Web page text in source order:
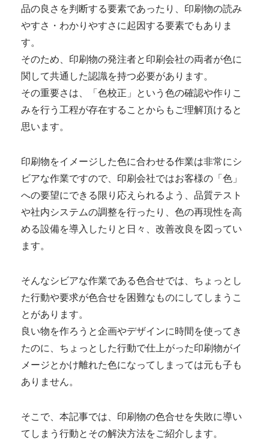
品の良さを判断する要素であったり、印刷物の読み
やすさ・わかりやすさに起因する要素でもありま
す。
そのため、印刷物の発注者と印刷会社の両者が色に
関して共通した認識を持つ必要があります。
その重要さは、「色校正」という色の確認や作りこ
みを行う工程が存在することからもご理解頂けると
思います。
印刷物をイメージした色に合わせる作業は非常にシ
ビアな作業ですので、印刷会社ではお客様の「色」
への要望にできる限り応えられるよう、品質テスト
や社内システムの調整を行ったり、色の再現性を高
める設備を導入したりと日々、改善改良を図ってい
ます。
そんなシビアな作業である色合せでは、ちょっとし
た行動や要求が色合せを困難なものにしてしまうこ
とがあります。
良い物を作ろうと企画やデザインに時間を使ってき
たのに、ちょっとした行動で仕上がった印刷物がイ
メージとかけ離れた色になってしまっては元も子も
ありません。
そこで、本記事では、印刷物の色合せを失敗に導い
てしまう行動とその解決方法をご紹介します。